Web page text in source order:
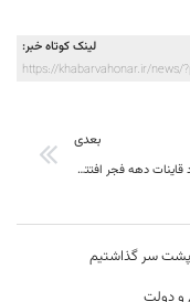
لینک کوتاه خبر:
https://khabarvahonar.ir/news/
بعدی
مجتمع فولاد قاینات دهه فجر افتتاح می‌شود
پشت سر گذاشتیم